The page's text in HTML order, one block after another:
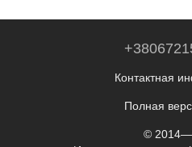
Контактная
Полная
©